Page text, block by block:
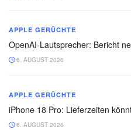
APPLE GERÜCHTE
OpenAI-Lautsprecher: Bericht
6. AUGUST 2026
APPLE GERÜCHTE
iPhone 18 Pro: Lieferzeiten
6. AUGUST 2026